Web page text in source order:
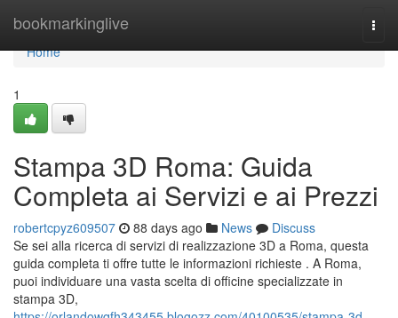
bookmarkinglive
Home
Home
1
Stampa 3D Roma: Guida
Completa ai Servizi e ai Prezzi
robertcpyz609507 88 days ago News
Discuss
Se sei alla ricerca di servizi di realizzazione 3D a Roma, questa
guida completa ti offre tutte le informazioni richieste . A Roma,
puoi individuare una vasta scelta di officine specializzate in
stampa 3D,